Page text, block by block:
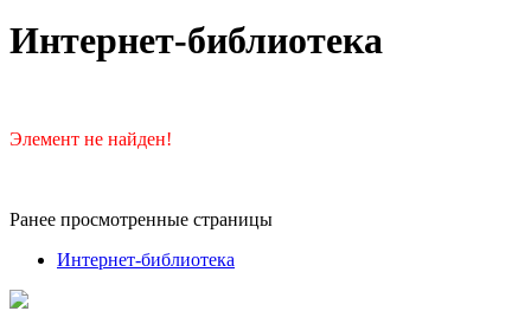
Интернет-библиотека
Элемент не найден!
Ранее просмотренные страницы
Интернет-библиотека